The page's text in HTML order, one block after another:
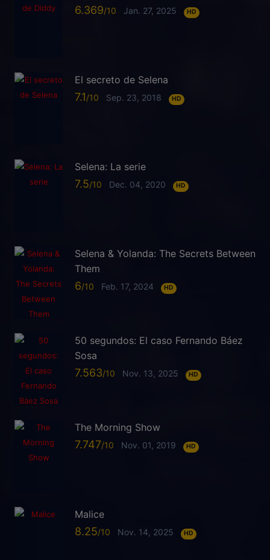
6.369 Jan. 27, 2025 HD
El secreto de Selena
7.1 Sep. 23, 2018 HD
Selena: La serie
7.5 Dec. 04, 2020 HD
Selena & Yolanda: The Secrets Between
Them
6 Feb. 17, 2024 HD
50 segundos: El caso Fernando Báez
Sosa
7.563 Nov. 13, 2025 HD
The Morning Show
7.747 Nov. 01, 2019 HD
Malice
8.25 Nov. 14, 2025 HD